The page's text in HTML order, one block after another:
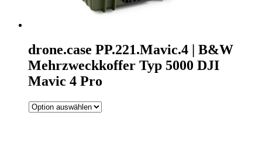
drone.case PP.221.Mavic.4 | B&W
Mehrzweckkoffer Typ 5000 DJI
Mavic 4 Pro